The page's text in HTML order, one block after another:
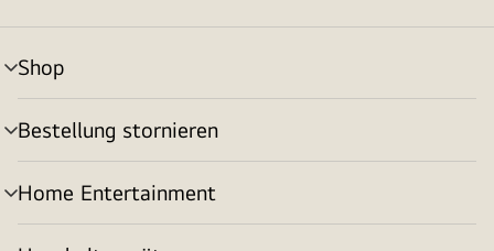
Shop
Menü
umschalten
Bestellung stornieren
Menü
umschalten
Home Entertainment
Menü
umschalten